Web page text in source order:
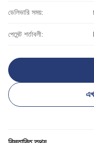
ডেলিভারি সময়:
পেমেন্ট শর্তাবলী: